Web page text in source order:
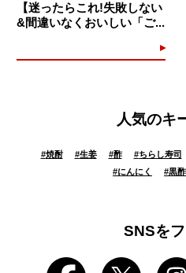
【迷ったらこれ!失敗しない
&間違いなくおいしい「ご...
人気のキ
#焼酎 #生姜 #酢 #ちらし寿司
#にんにく #黒酢
SNSを